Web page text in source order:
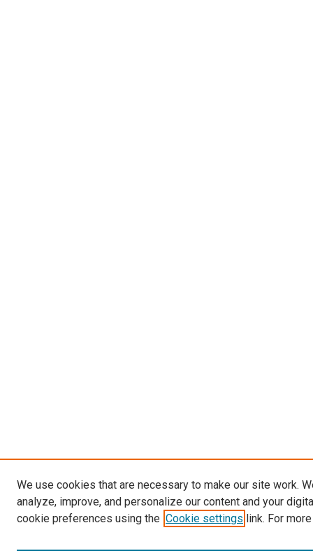
We use cookies that are necessary to make our site work.
analyze, improve, and personalize our content and your
cookie preferences using the Cookie settings link. For